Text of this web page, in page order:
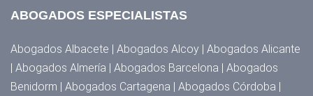
ABOGADOS ESPECIALISTAS
Abogados Albacete | Abogados Alcoy | Abogados Alicante
| Abogados Almería | Abogados Barcelona | Abogados
Benidorm | Abogados Cartagena | Abogados Córdoba |